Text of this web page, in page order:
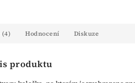
(4) Hodnocení Diskuze
produktu